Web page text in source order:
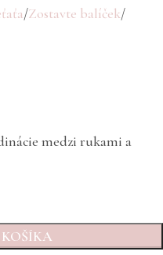
Zostavte balíček
medzi rukami a